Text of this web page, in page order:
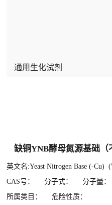
通用生化试剂
脂类
糖类
其他生化试剂
无机盐
缺铜YNB酵母氮源基础（
英文名:Yeast Nitrogen Base (-Cu)
CAS号：
分子式：
分子量：
所属类目：
危险性质：